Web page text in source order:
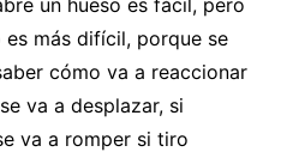
un hueso es fácil, pero
más difícil, porque se
cómo va a reaccionar
va a desplazar, si
va a romper si tiro